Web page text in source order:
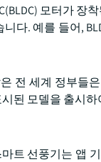
모터가 장
다. 예를 들어,
전 세계 정부들
된 모델을 출시
트 선풍기는 앱